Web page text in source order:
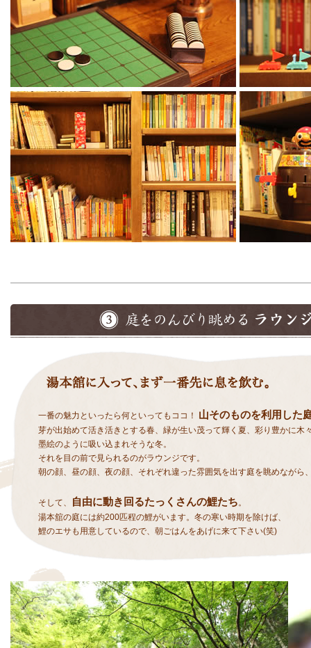
一番の魅力といったら何といってもココ！ 山そのものを利用した
芽が出始めて活き活きとする春、緑が生い茂って輝く夏、彩り豊かに木
墨絵のように吸い込まれそうな冬。
それを目の前で見られるのがラウンジです。
朝の顔、昼の顔、夜の顔、それぞれ違った雰囲気を出す庭を眺めながら
そして、 自由に動き回るたっくさんの鯉たち。
湯本舘の庭には約200匹程の鯉がいます。冬の寒い時期を除けば、
鯉のエサも用意しているので、朝ごはんをあげに来て下さい(笑)